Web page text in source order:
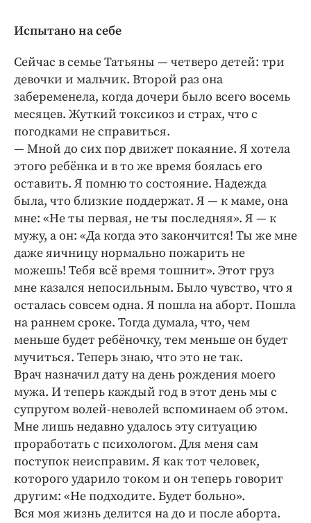
Испытано на себе
Сейчас в семье Татьяны — четверо детей: ​три
девочки и мальчик. Второй раз она
забеременела, когда дочери было всего восемь
месяцев. Жуткий токсикоз и страх, что с
погодками не справиться.
— Мной до сих пор движет покаяние. Я хотела
этого ребёнка и в то же время боялась его
оставить. Я помню то состояние. Надежда
была, что близкие поддержат. Я — к маме, она
мне: «Не ты первая, не ты последняя». Я — к
мужу, а он: «Да когда это закончится! Ты же мне
даже яичницу нормально пожарить не
можешь! Тебя всё время тошнит». Этот груз
мне казался непосильным. Было чувство, что я
осталась совсем одна. Я пошла на аборт. Пошла
на раннем сроке. Тогда думала, что, чем
меньше будет ребёночку, тем меньше он будет
мучиться. Теперь знаю, что это не так.
Врач назначил дату на день рождения моего
мужа. И теперь каждый год в этот день мы с
супругом волей-­неволей вспоминаем об этом.
Мне лишь недавно удалось эту ситуацию
проработать с психологом. Для меня сам
поступок неисправим. Я как тот человек,
которого ударило током и он теперь говорит
другим: «Не подходите. Будет больно».
Вся моя жизнь делится на до и после аборта.